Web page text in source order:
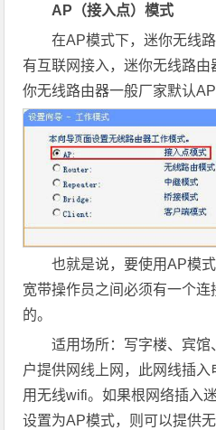
AP（接入点）模式
在AP模式下，迷你无线
有互联网接入，迷你无线路
你无线路由器一般厂家默认AP
也就是说，要使用AP模
宽带操作员之间必须有一个
的。
适用场所：写字楼、宾馆
户提供网线上网，此网线插
用无线wifi。如果根网络插入
设置为AP模式，则可以提供无